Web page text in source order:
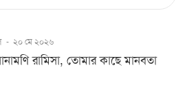
- ২০ মে ২০২৬
রামিসা, তোমার কাছে মানবতা